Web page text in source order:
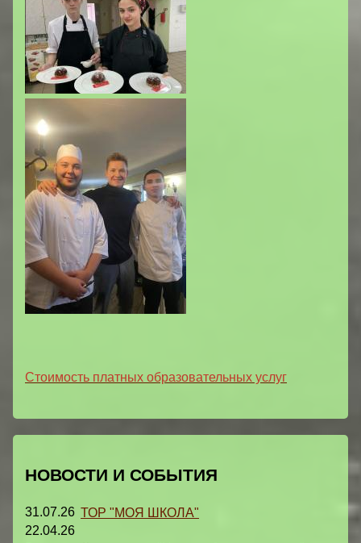
Стоимость платных образовательных услуг
НОВОСТИ И СОБЫТИЯ
31.07.26 ТОР "МОЯ ШКОЛА"
22.04.26